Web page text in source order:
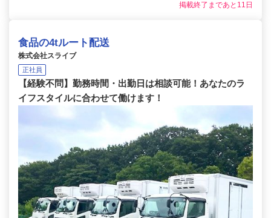
掲載終了まであと11日
食品の4tルート配送
株式会社スライブ
正社員
【経験不問】勤務時間・出勤日は相談可能！あなたのラ
イフスタイルに合わせて働けます！